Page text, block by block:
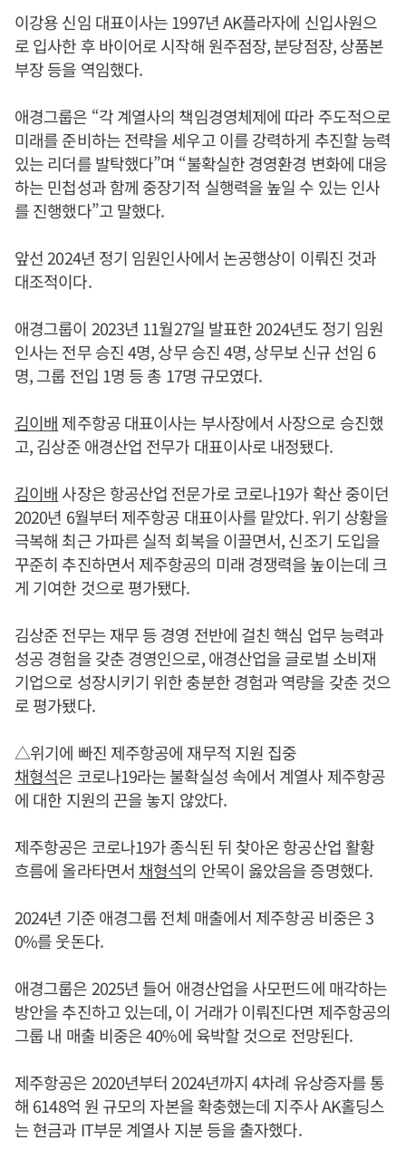
이강용 신임 대표이사는 1997년 AK플라자에 신입사원으
로 입사한 후 바이어로 시작해 원주점장, 분당점장, 상품본
부장 등을 역임했다.
애경그룹은 “각 계열사의 책임경영체제에 따라 주도적으로
미래를 준비하는 전략을 세우고 이를 강력하게 추진할 능력
있는 리더를 발탁했다”며 “불확실한 경영환경 변화에 대응
하는 민첩성과 함께 중장기적 실행력을 높일 수 있는 인사
를 진행했다”고 말했다.
앞선 2024년 정기 임원인사에서 논공행상이 이뤄진 것과
대조적이다.
애경그룹이 2023년 11월27일 발표한 2024년도 정기 임원
인사는 전무 승진 4명, 상무 승진 4명, 상무보 신규 선임 6
명, 그룹 전입 1명 등 총 17명 규모였다.
김이배 제주항공 대표이사는 부사장에서 사장으로 승진했
고, 김상준 애경산업 전무가 대표이사로 내정됐다.
김이배 사장은 항공산업 전문가로 코로나19가 확산 중이던
2020년 6월부터 제주항공 대표이사를 맡았다. 위기 상황을
극복해 최근 가파른 실적 회복을 이끌면서, 신조기 도입을
꾸준히 추진하면서 제주항공의 미래 경쟁력을 높이는데 크
게 기여한 것으로 평가됐다.
김상준 전무는 재무 등 경영 전반에 걸친 핵심 업무 능력과
성공 경험을 갖춘 경영인으로, 애경산업을 글로벌 소비재
기업으로 성장시키기 위한 충분한 경험과 역량을 갖춘 것으
로 평가됐다.
△위기에 빠진 제주항공에 재무적 지원 집중
채형석은 코로나19라는 불확실성 속에서 계열사 제주항공
에 대한 지원의 끈을 놓지 않았다.
제주항공은 코로나19가 종식된 뒤 찾아온 항공산업 활황
흐름에 올라타면서 채형석의 안목이 옳았음을 증명했다.
2024년 기준 애경그룹 전체 매출에서 제주항공 비중은 3
0%를 웃돈다.
애경그룹은 2025년 들어 애경산업을 사모펀드에 매각하는
방안을 추진하고 있는데, 이 거래가 이뤄진다면 제주항공의
그룹 내 매출 비중은 40%에 육박할 것으로 전망된다.
제주항공은 2020년부터 2024년까지 4차례 유상증자를 통
해 6148억 원 규모의 자본을 확충했는데 지주사 AK홀딩스
는 현금과 IT부문 계열사 지분 등을 출자했다.